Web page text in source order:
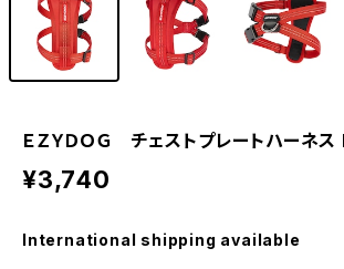
ＥＺＹＤＯＧ チェストプレートハーネ
¥3,740
International shipping available